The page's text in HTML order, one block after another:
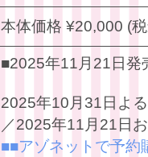
本体価格 ¥20,000 (
■2025年11月21日発
2025年10月31日よ
／2025年11月21日
■■アゾネットで予約